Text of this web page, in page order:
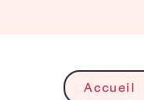
Accueil